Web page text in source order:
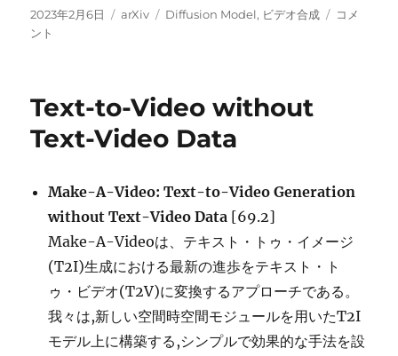
投
稿
2023年2月6日
カ
arXiv
タ
Diffusion Model, ビデオ合成
Dreamix
コメ
ント
Text-to-Video without
Text-Video Data
Make-A-Video: Text-to-Video Generation
without Text-Video Data [69.2]
Make-A-Videoは、テキスト・トゥ・イメージ
(T2I)生成における最新の進歩をテキスト・ト
ゥ・ビデオ(T2V)に変換するアプローチである。
我々は,新しい空間時空間モジュールを用いたT2I
モデル上に構築する,シンプルで効果的な手法を設